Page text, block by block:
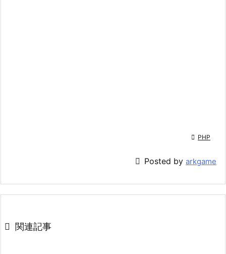
 PHP
 Posted by arkgame
 関連記事